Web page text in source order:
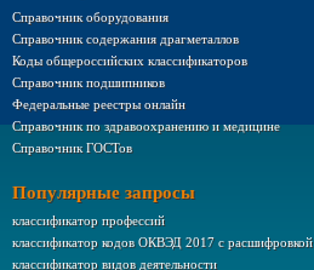
Справочник оборудования
Справочник содержания драгметаллов
Коды общероссийских классификаторов
Справочник подшипников
Федеральные реестры онлайн
Справочник по здравоохранению и медицине
Справочник ГОСТов
Популярные запросы
классификатор профессий
классификатор кодов ОКВЭД 2017 с расшифровкой
классификатор видов деятельности